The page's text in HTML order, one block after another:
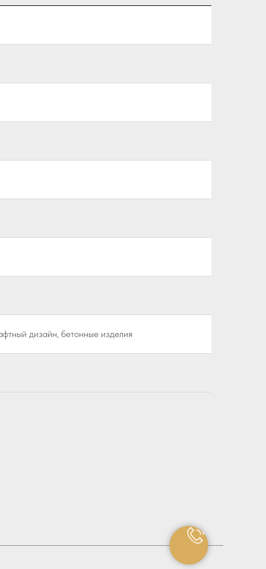
дизайн, бетонные изделия